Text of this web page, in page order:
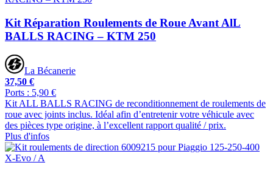
Kit Réparation Roulements de Roue Avant AlL
BALLS RACING – KTM 250
La Bécanerie
37,50 €
Ports : 5,90 €
Kit ALL BALLS RACING de reconditionnement de roulements de
roue avec joints inclus. Idéal afin d’entretenir votre véhicule avec
des pièces type origine, à l’excellent rapport qualité / prix.
Plus d'infos